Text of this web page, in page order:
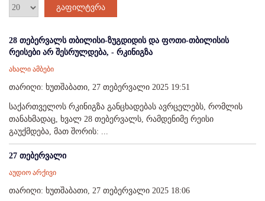
გაფილტვრა
28 თებერვალს თბილისი-ზუგდიდის და ფოთი-თბილისის
რეისები არ შესრულდება, - რკინიგზა
ახალი ამბები
თარიღი: ხუთშაბათი, 27 თებერვალი 2025 19:51
საქართველოს რკინიგზა განცხადებას ავრცელებს, რომლის
თანახმადაც, ხვალ 28 თებერვალს, რამდენიმე რეისი
გაუქმდება, მათ შორის: ...
27 თებერვალი
აუდიო არქივი
თარიღი: ხუთშაბათი, 27 თებერვალი 2025 18:06